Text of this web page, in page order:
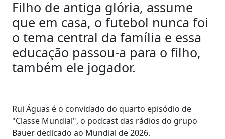
Filho de antiga glória, assume
que em casa, o futebol nunca foi
o tema central da família e essa
educação passou-a para o filho,
também ele jogador.
Rui Águas é o convidado do quarto episódio de
"Classe Mundial", o podcast das rádios do grupo
Bauer dedicado ao Mundial de 2026.